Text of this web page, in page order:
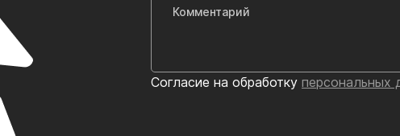
Согласие на обработку персональных